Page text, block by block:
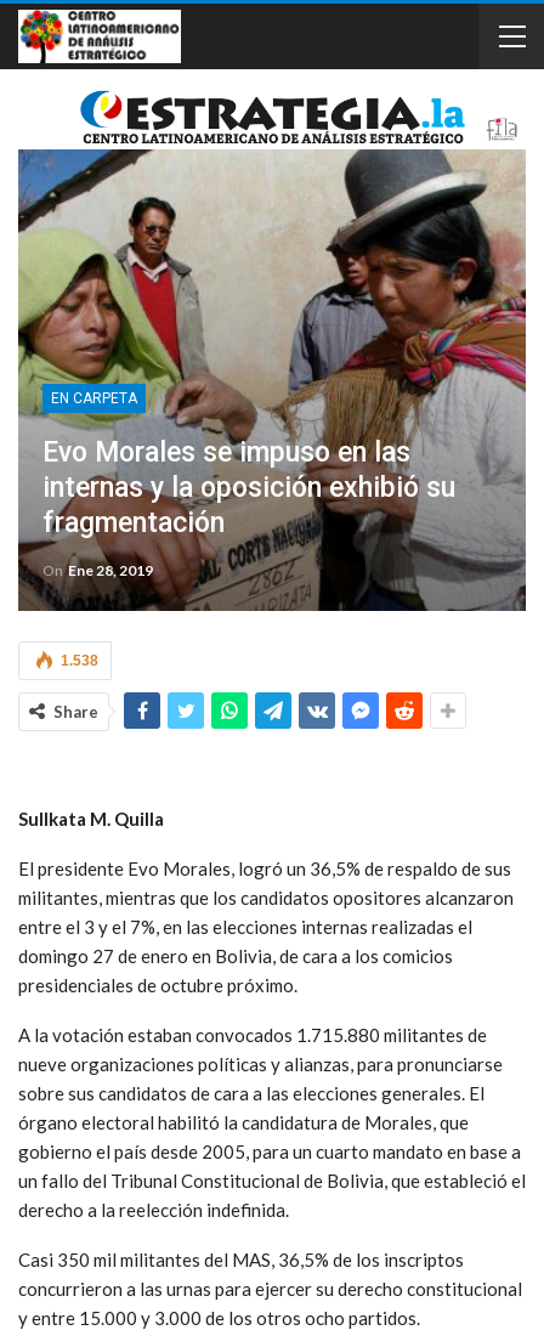
EN CARPETA
Evo Morales se impuso en las
internas y la oposición exhibió su
fragmentación
On Ene 28, 2019
1.538
Share
Sullkata M. Quilla
El presidente Evo Morales, logró un 36,5% de respaldo de sus
militantes, mientras que los candidatos opositores alcanzaron
entre el 3 y el 7%, en las elecciones internas realizadas el
domingo 27 de enero en Bolivia, de cara a los comicios
presidenciales de octubre próximo.
A la votación estaban convocados 1.715.880 militantes de
nueve organizaciones políticas y alianzas, para pronunciarse
sobre sus candidatos de cara a las elecciones generales. El
órgano electoral habilitó la candidatura de Morales, que
gobierno el país desde 2005, para un cuarto mandato en base a
un fallo del Tribunal Constitucional de Bolivia, que estableció el
derecho a la reelección indefinida.
Casi 350 mil militantes del MAS, 36,5% de los inscriptos
concurrieron a las urnas para ejercer su derecho constitucional
y entre 15.000 y 3.000 de los otros ocho partidos.